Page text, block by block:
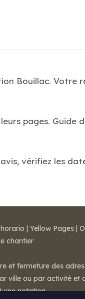
Bouillac. Votre
pages. Guide
vérifiez les
| Yellow Pages |
chantier
et fermeture des
ville ou par activité
une notation.